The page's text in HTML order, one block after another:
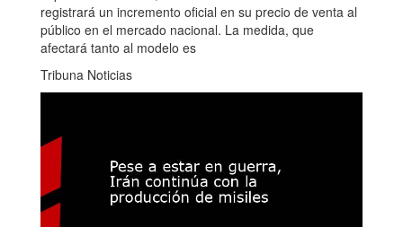
registrará un incremento oficial en su precio de venta al
público en el mercado nacional. La medida, que
afectará tanto al modelo es
Tribuna Noticias